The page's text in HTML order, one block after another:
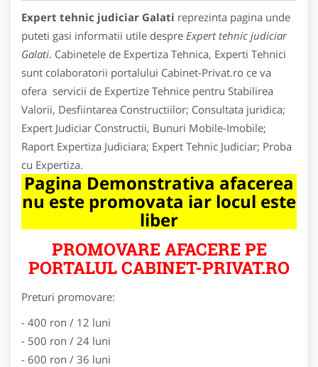
Expert tehnic judiciar Galati reprezinta pagina unde
puteti gasi informatii utile despre Expert tehnic judiciar
Galati. Cabinetele de Expertiza Tehnica, Experti Tehnici
sunt colaboratorii portalului Cabinet-Privat.ro ce va
ofera servicii de Expertize Tehnice pentru Stabilirea
Valorii, Desfiintarea Constructiilor; Consultata juridica;
Expert Judiciar Constructii, Bunuri Mobile-Imobile;
Raport Expertiza Judiciara; Expert Tehnic Judiciar; Proba
cu Expertiza.
Pagina Demonstrativa afacerea
nu este promovata iar locul este
liber
PROMOVARE AFACERE PE
PORTALUL CABINET-PRIVAT.RO
Preturi promovare:
- 400 ron / 12 luni
- 500 ron / 24 luni
- 600 ron / 36 luni